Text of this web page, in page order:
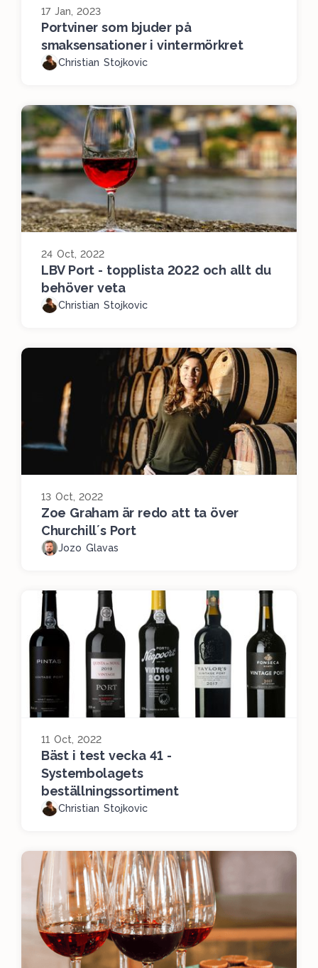
17 Jan, 2023
Portviner som bjuder på
smaksensationer i vintermörkret
Christian Stojkovic
24 Oct, 2022
LBV Port - topplista 2022 och allt du
behöver veta
Christian Stojkovic
13 Oct, 2022
Zoe Graham är redo att ta över
Churchill´s Port
Jozo Glavas
11 Oct, 2022
Bäst i test vecka 41 -
Systembolagets
beställningssortiment
Christian Stojkovic